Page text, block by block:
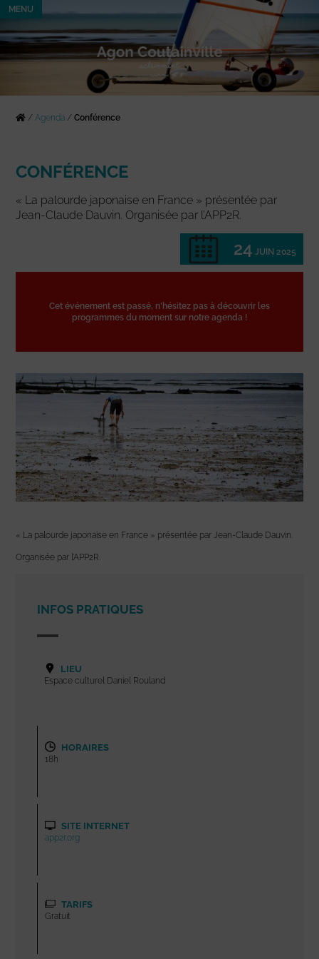
MENU
/Agenda /Conférence
CONFÉRENCE
« La palourde japonaise en France » présentée par
Jean-Claude Dauvin. Organisée par l’APP2R.
24 JUIN 2025
Cet événement est passé, n'hésitez pas à découvrir les
programmes du moment sur notre agenda !
« La palourde japonaise en France » présentée par Jean-Claude Dauvin.
Organisée par l’APP2R.
INFOS PRATIQUES
LIEU
Espace culturel Daniel Rouland
HORAIRES
18h
SITE INTERNET
app2r.org
TARIFS
Gratuit